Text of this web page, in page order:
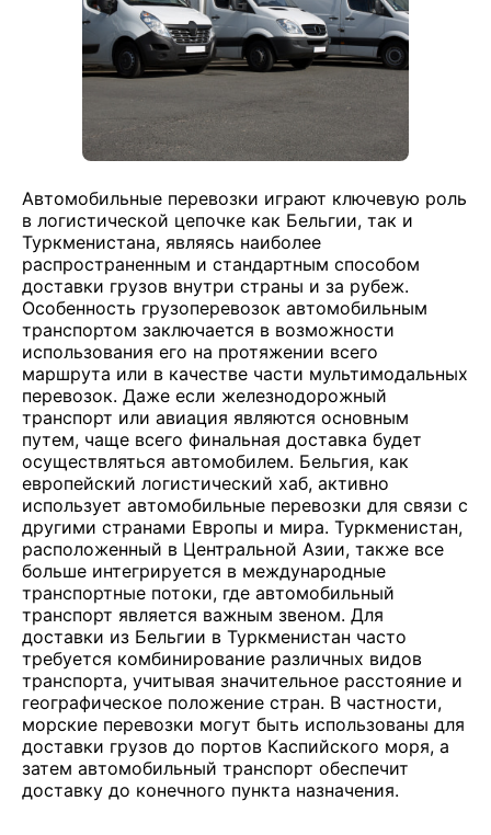
Автомобильные перевозки играют ключевую роль
в логистической цепочке как Бельгии, так и
Туркменистана, являясь наиболее
распространенным и стандартным способом
доставки грузов внутри страны и за рубеж.
Особенность грузоперевозок автомобильным
транспортом заключается в возможности
использования его на протяжении всего
маршрута или в качестве части мультимодальных
перевозок. Даже если железнодорожный
транспорт или авиация являются основным
путем, чаще всего финальная доставка будет
осуществляться автомобилем. Бельгия, как
европейский логистический хаб, активно
использует автомобильные перевозки для связи с
другими странами Европы и мира. Туркменистан,
расположенный в Центральной Азии, также все
больше интегрируется в международные
транспортные потоки, где автомобильный
транспорт является важным звеном. Для
доставки из Бельгии в Туркменистан часто
требуется комбинирование различных видов
транспорта, учитывая значительное расстояние и
географическое положение стран. В частности,
морские перевозки могут быть использованы для
доставки грузов до портов Каспийского моря, а
затем автомобильный транспорт обеспечит
доставку до конечного пункта назначения.